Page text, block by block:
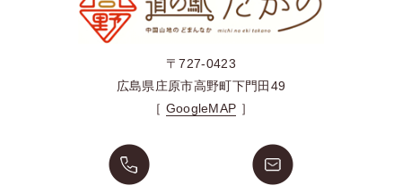
〒727-0423
広島県庄原市高野町下門田49
［ GoogleMAP ］